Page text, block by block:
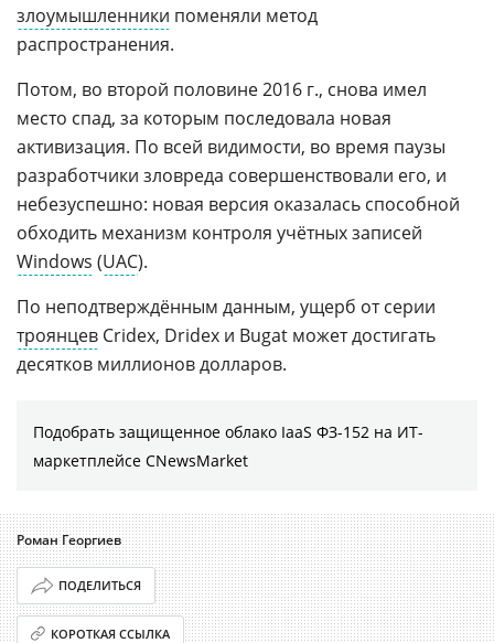
злоумышленники поменяли метод
распространения.
Потом, во второй половине 2016 г., снова имел
место спад, за которым последовала новая
активизация. По всей видимости, во время паузы
разработчики зловреда совершенствовали его, и
небезуспешно: новая версия оказалась способной
обходить механизм контроля учётных записей
Windows (UAC).
По неподтверждённым данным, ущерб от серии
троянцев Cridex, Dridex и Bugat может достигать
десятков миллионов долларов.
Подобрать защищенное облако IaaS ФЗ-152 на ИТ-
маркетплейсе CNewsMarket
Роман Георгиев
ПОДЕЛИТЬСЯ
КОРОТКАЯ ССЫЛКА